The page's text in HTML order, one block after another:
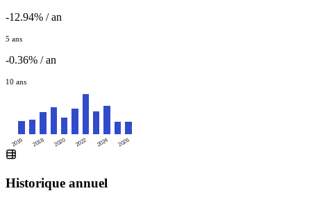
-12.94% / an
5 ans
-0.36% / an
10 ans
2016 2018 2020 2022 2024 2026
Historique annuel